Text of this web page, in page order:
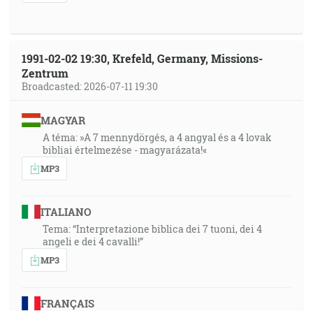
1991-02-02 19:30, Krefeld, Germany, Missions-
Zentrum
Broadcasted: 2026-07-11 19:30
MAGYAR
A téma: »A 7 mennydörgés, a 4 angyal és a 4 lovak
bibliai értelmezése - magyarázata!«
MP3
ITALIANO
Tema: “Interpretazione biblica dei 7 tuoni, dei 4
angeli e dei 4 cavalli!”
MP3
FRANÇAIS